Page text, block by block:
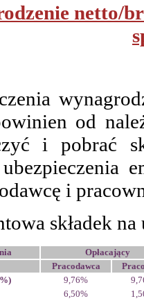
netto/
od
i pobrać
ubezpieczenia
i
składek
Opłacający
Pracodawca
9,76%
6,50%